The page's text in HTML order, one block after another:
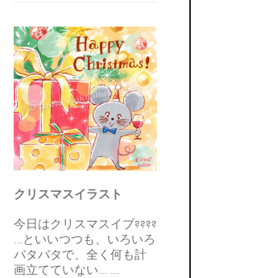
クリスマスイラスト
今日はクリスマスイブ????
…といいつつも、いろいろ
バタバタで、全く何も計
画立てていない… …